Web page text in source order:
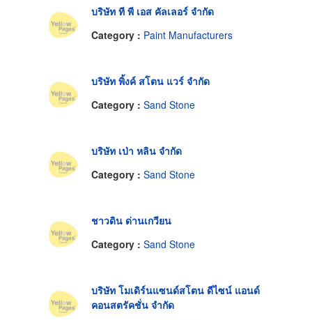
บริษัท ที พี เอส คัลเลอร์ จำกัด
Category : Paint Manufacturers
บริษัท พิ้งค์ สโตน แวร์ จำกัด
Category : Sand Stone
บริษัท เป่า หลิน จำกัด
Category : Sand Stone
ชาวดิน ด่านเกวียน
Category : Sand Stone
บริษัท โมเดิร์นแซนด์สโตน ดีไซน์ แอนด์
คอนสตรัคชั่น จำกัด